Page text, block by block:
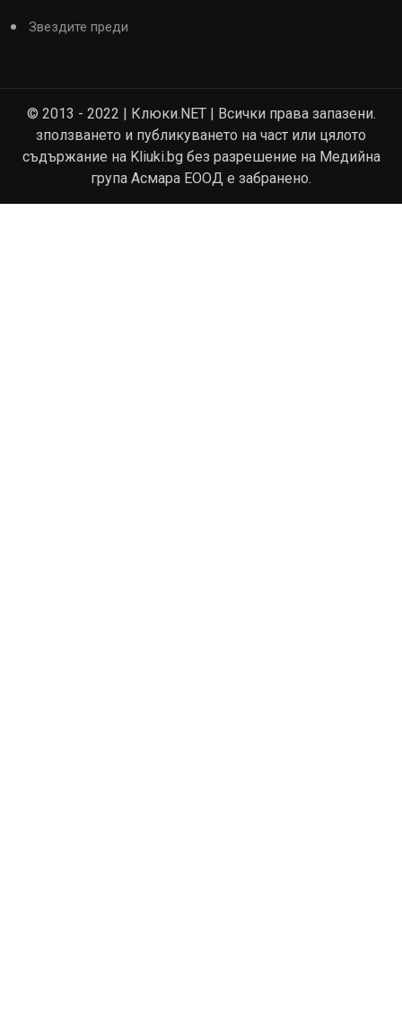
Звездите преди
© 2013 - 2022 | Клюки.NET | Всички права запазени.
зползването и публикуването на част или цялото
съдържание на Kliuki.bg без разрешение на Медийна
група Асмара ЕООД е забранено.